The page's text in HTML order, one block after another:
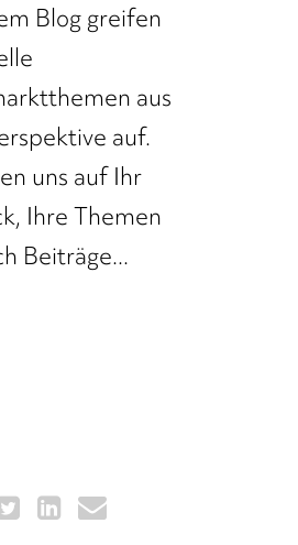
Blog greifen
aus
auf.
uns auf Ihr
Ihre Themen
Beiträge...